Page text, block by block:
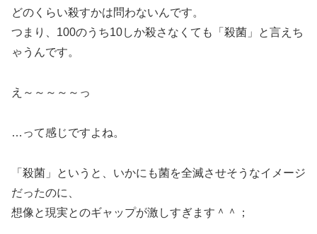
どのくらい殺すかは問わないんです。
つまり、100のうち10しか殺さなくても「殺菌」と言えち
ゃうんです。
え～～～～～っ
…って感じですよね。
「殺菌」というと、いかにも菌を全滅させそうなイメージ
だったのに、
想像と現実とのギャップが激しすぎます＾＾；